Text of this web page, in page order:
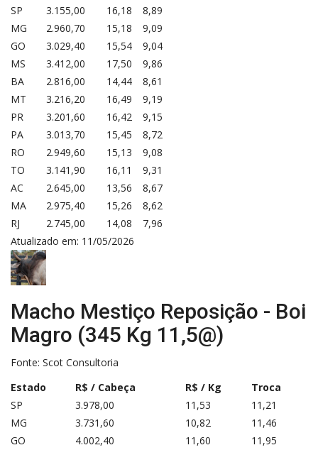
SP
3.155,00 16,18
8,89
MG
2.960,70 15,18
9,09
GO
3.029,40 15,54
9,04
MS
3.412,00 17,50
9,86
BA
2.816,00 14,44
8,61
MT
3.216,20 16,49
9,19
PR
3.201,60 16,42
9,15
PA
3.013,70 15,45
8,72
RO
2.949,60 15,13
9,08
TO
3.141,90 16,11
9,31
AC
2.645,00 13,56
8,67
MA
2.975,40 15,26
8,62
RJ
2.745,00 14,08
7,96
Atualizado em: 11/05/2026
Macho Mestiço Reposição - Boi
Magro (345 Kg 11,5@)
Fonte: Scot Consultoria
Estado
R$ / Cabeça R$ / Kg
Troca
SP
3.978,00 11,53
11,21
MG
3.731,60 10,82
11,46
GO
4.002,40 11,60
11,95